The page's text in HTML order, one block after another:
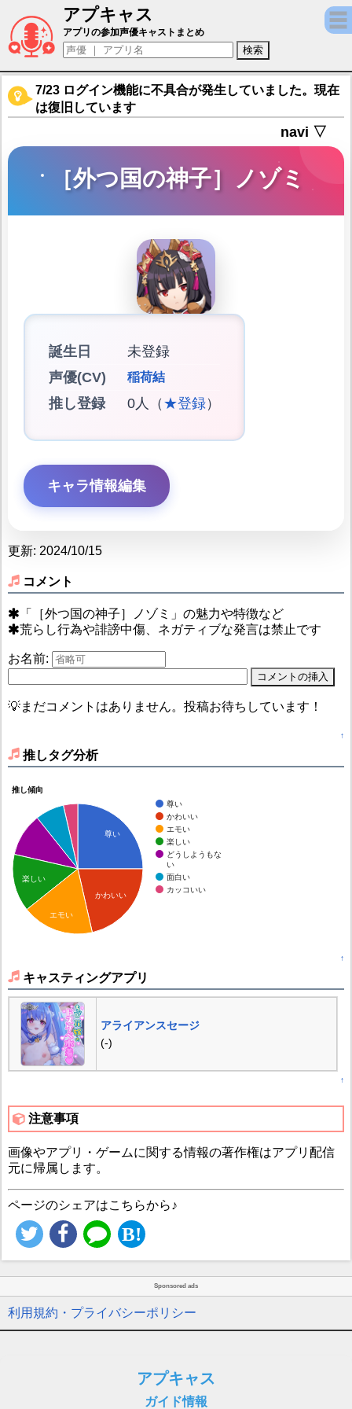
アプキャス
［外つ国の神子］ノゾミ（声優：稲荷結)【
アプリの参加声優キャストまとめ
7/23 ログイン機能に不具合が発生していました。現在
は復旧しています
navi ▽
［外つ国の神子］ノゾミ
誕生日
未登録
声優(CV)
稲荷結
推し登録 0人（ ★登録）
キャラ情報編集
更新: 2024/10/15
コメント
「［外つ国の神子］ノゾミ」の魅力や特徴など
荒らし行為や誹謗中傷、ネガティブな発言は禁止です
お名前:
💡まだコメントはありません。投稿お待ちしています！
↑
推しタグ分析
推し傾向
尊い
かわいい
エモい
楽しい
どうしようもな
い
面白い
カッコいい
尊い
かわいい
楽しい
エモい
↑
キャスティングアプリ
アライアンスセージ
(-)
↑
注意事項
画像やアプリ・ゲームに関する情報の著作権はアプリ配信
元に帰属します。
ページのシェアはこちらから♪
Sponsored ads
利用規約・プライバシーポリシー
アプキャス
ガイド情報